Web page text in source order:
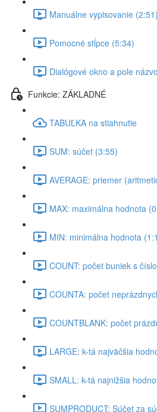
Manuálne vypisovanie (2:51)
Pomocné stĺpce (5:34)
Dialógové okno a pole
Funkcie: ZÁKLADNÉ
TABUĽKA na stiahnutie
SUM: súčet (3:55)
AVERAGE: priemer
MAX: maximálna hodnota
MIN: minimálna hodnota
COUNT: počet buniek s
COUNTA: počet
COUNTBLANK: počet
LARGE: k-tá najväčšia
SMALL: k-tá najnižšia
SUMPRODUCT: Súčet za